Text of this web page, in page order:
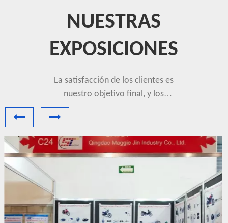
NUESTRAS
EXPOSICIONES
La satisfacción de los clientes es
nuestro objetivo final, y los
productos de alta calidad son